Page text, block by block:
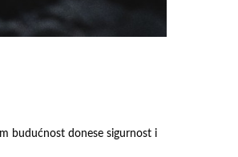
budućnost donese sigurnost i